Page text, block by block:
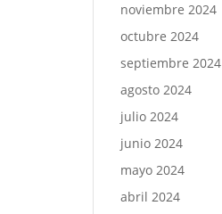
noviembre 2024
octubre 2024
septiembre 2024
agosto 2024
julio 2024
junio 2024
mayo 2024
abril 2024